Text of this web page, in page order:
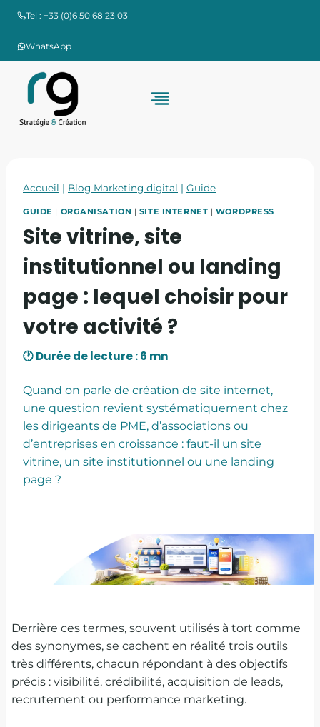
Aller
contenu
Tel : +33 (0)6 50 68 23 03
WhatsApp
Accueil | Blog Marketing digital | Guide
GUIDE | ORGANISATION | SITE INTERNET | WORDPRESS
Site vitrine, site
institutionnel ou landing
page : lequel choisir pour
votre activité ?
Quand on parle de création de site internet,
une question revient systématiquement chez
les dirigeants de PME, d’associations ou
d’entreprises en croissance : faut-il un site
vitrine, un site institutionnel ou une landing
page ?
Derrière ces termes, souvent utilisés à tort comme
des synonymes, se cachent en réalité trois outils
très différents, chacun répondant à des objectifs
précis : visibilité, crédibilité, acquisition de leads,
recrutement ou performance marketing.